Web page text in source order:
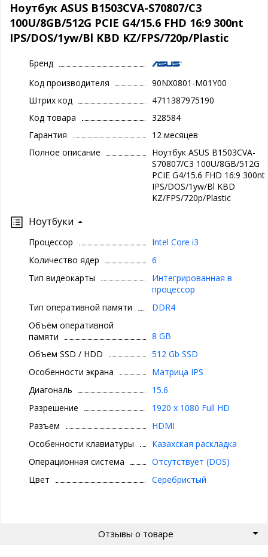
Ноутбук ASUS B1503CVA-S70807/C3
100U/8GB/512G PCIE G4/15.6 FHD 16:9 300nt
IPS/DOS/1yw/Bl KBD KZ/FPS/720p/Plastic
Бренд
Код производителя
90NX0801-M01Y00
Штрих код
4711387975190
Код товара
328584
Гарантия
12 месяцев
Полное описание
Ноутбук ASUS B1503CVA-
S70807/C3 100U/8GB/512G
PCIE G4/15.6 FHD 16:9 300nt
IPS/DOS/1yw/Bl KBD
KZ/FPS/720p/Plastic
Ноутбуки
Процессор
Intel Core i3
Количество ядер
6
Тип видеокарты
Интегрированная в
процессор
Тип оперативной памяти
DDR4
Объём оперативной
памяти
8 GB
Объем SSD / HDD
512 Gb SSD
Особенности экрана
Матрица IPS
Диагональ
15.6
Разрешение
1920 x 1080 Full HD
Разъем
HDMI
Особенности клавиатуры
Казахская раскладка
Операционная система
Отсутствует (DOS)
Цвет
Серебристый
Отзывы о товаре